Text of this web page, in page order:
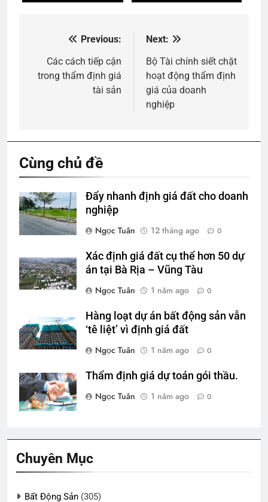
hướng
Previous:
Các cách tiếp cận
trong thẩm định giá
tài sản
Next:
Bộ Tài chính siết chặt
hoạt động thẩm định
giá của doanh
nghiệp
Cùng chủ đề
Đẩy nhanh định giá đất cho doanh
nghiệp
Ngọc Tuân
12 tháng ago 0
Xác định giá đất cụ thể hơn 50 dự
án tại Bà Rịa – Vũng Tàu
Ngọc Tuân
1 năm ago 0
Hàng loạt dự án bất động sản vẫn
‘tê liệt’ vì định giá đất
Ngọc Tuân
1 năm ago 0
Thẩm định giá dự toán gói thầu.
Ngọc Tuân
1 năm ago 0
Chuyên Mục
Bất Động Sản (305)